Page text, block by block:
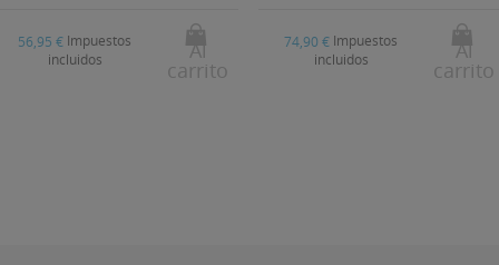
56,95 € Impuestos
incluidos
Al
carrito
74,90 € Impuestos
incluidos
Al
carrito